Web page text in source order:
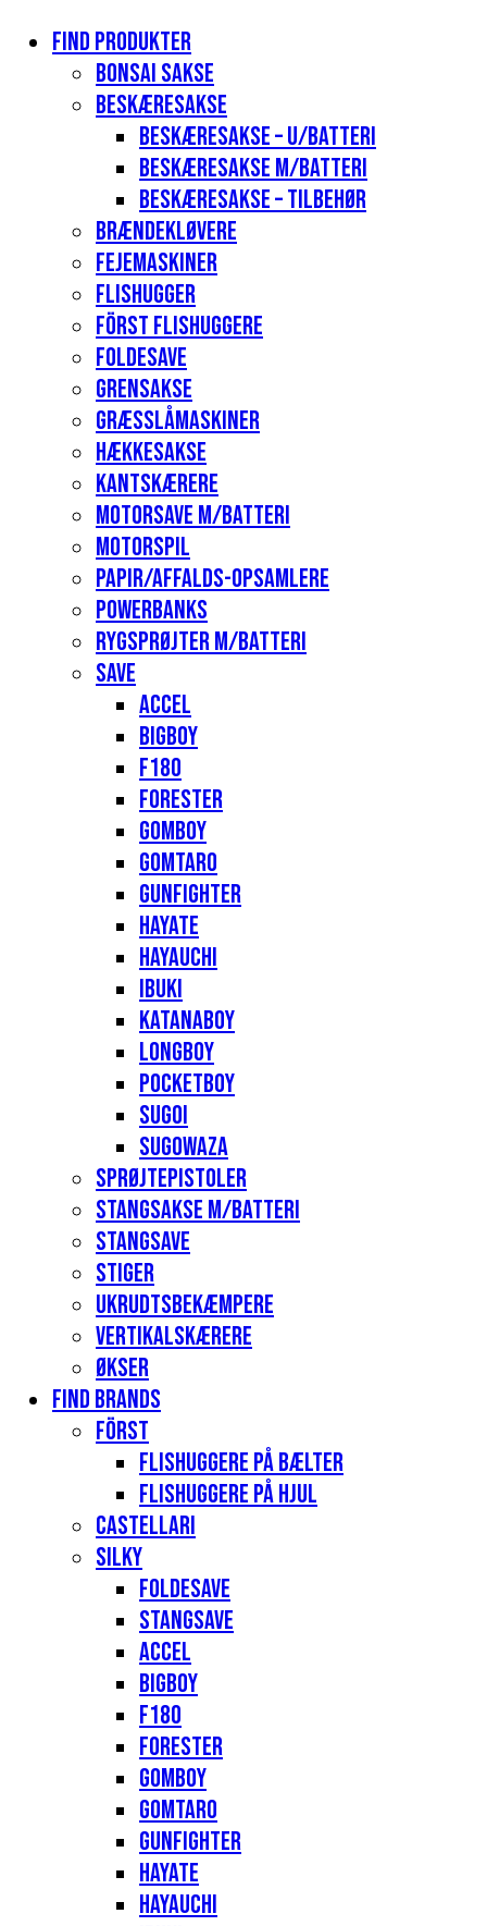
Find produkter
Bonsai sakse
Beskæresakse
Beskæresakse – u/batteri
Beskæresakse m/batteri
Beskæresakse – tilbehør
Brændekløvere
Fejemaskiner
Flishugger
Först flishuggere
Foldesave
Grensakse
Græsslåmaskiner
Hækkesakse
Kantskærere
Motorsave m/batteri
Motorspil
Papir/affalds-opsamlere
Powerbanks
Rygsprøjter m/batteri
Save
Accel
Bigboy
F180
Forester
Gomboy
Gomtaro
Gunfighter
Hayate
Hayauchi
Ibuki
Katanaboy
Longboy
Pocketboy
Sugoi
Sugowaza
Sprøjtepistoler
Stangsakse m/batteri
Stangsave
Stiger
Ukrudtsbekæmpere
Vertikalskærere
Økser
Find Brands
Först
Flishuggere på bælter
Flishuggere på hjul
Castellari
Silky
Foldesave
Stangsave
Accel
Bigboy
F180
Forester
Gomboy
Gomtaro
Gunfighter
Hayate
Hayauchi